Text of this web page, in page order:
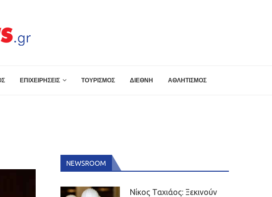
ΕΠΙΧΕΙΡΗΣΕΙΣ ΤΟΥΡΙΣΜΟΣ ΔΙΕΘΝΗ ΑΘΛΗΤΙΣΜΟΣ
NEWSROOM
Νίκος Ταχιάος: Ξεκινούν